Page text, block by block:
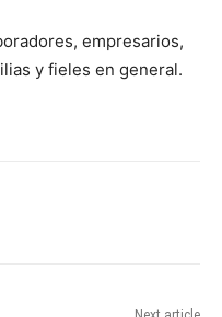
empresarios,
y fieles en general.